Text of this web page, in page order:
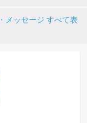
メッセージ すべて表